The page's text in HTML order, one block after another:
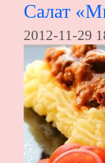
Салат
2012-11-29